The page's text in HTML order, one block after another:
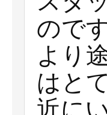
ので
より
はと
近に